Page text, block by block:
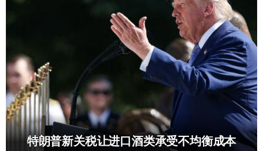
特朗普新关税让进口酒类承受不均衡成本